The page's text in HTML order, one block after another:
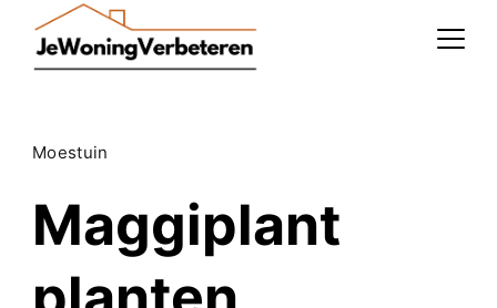
Moestuin
Maggiplant